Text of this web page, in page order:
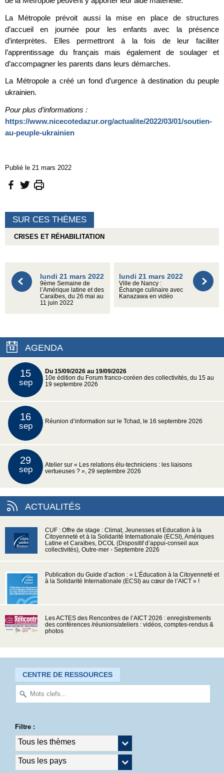
La Métropole prévoit aussi la mise en place de structures
d’accueil en journée pour les enfants avec la présence
d’interprètes. Elles permettront à la fois de leur faciliter
l’apprentissage du français mais également de soulager et
d’accompagner les parents dans leurs démarches.
La Métropole a créé un fond d’urgence à destination du peuple
ukrainien.
Pour plus d’informations :
https://www.nicecotedazur.org/actualite/2022/03/01/soutien-
au-peuple-ukrainien
Publié le 21 mars 2022
SUR CES THÈMES
CRISES ET RÉHABILITATION
lundi 21 mars 2022
9ème Semaine de
l’Amérique latine et des
Caraïbes, du 26 mai au
11 juin 2022
lundi 21 mars 2022
Ville de Nancy :
Échange culinaire avec
Kanazawa en vidéo
AGENDA
15
sep
Du 15/09/2026 au 19/09/2026
10e édition du Forum franco-coréen des collectivités, du 15 au
19 septembre 2026
16
sep Réunion d’information sur le Tchad, le 16 septembre 2026
29
sep
Atelier sur « Les relations élu-techniciens : les liaisons
vertueuses ? », 29 septembre 2026
ACTUALITÉS
CUF : Offre de stage : Climat, Jeunesses et Education à la
Citoyenneté et à la Solidarité Internationale (ECSI), Amériques
Latine et Caraïbes, DCOL (Dispositif d’appui-conseil aux
collectivités), Outre-mer - Septembre 2026
Publication du Guide d’action : « L’Éducation à la Citoyenneté et
à la Solidarité Internationale (ECSI) au cœur de l’AICT » !
Les ACTES des Rencontres de l’AICT 2026 : enregistrements
des conférences /réunions/ateliers : vidéos, comptes-rendus &
photos
CENTRE DE RESSOURCES
Filtre :